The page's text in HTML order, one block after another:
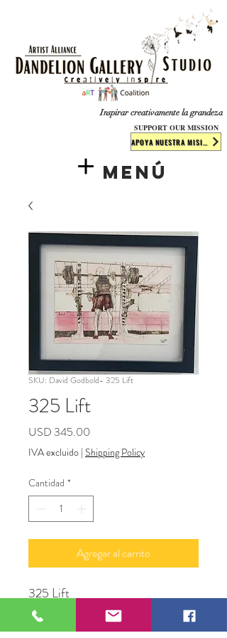
​​​Inspirar creativamente la grandeza
Menú
SUPPORT OUR MISSION
SKU: David Godbold- 325 Lift
325 Lift
USD 345.00
IVA excluido | Shipping Policy
Cantidad *
Agregar al carrito
325 Lift
Pyrography
David Godbold